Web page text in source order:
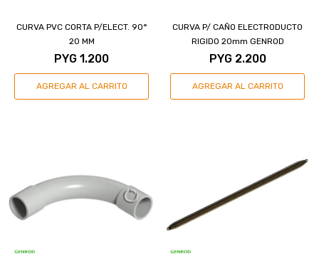
CURVA PVC CORTA P/ELECT. 90°
20 MM
PYG 1.200
CURVA P/ CAÑO ELECTRODUCTO
RIGIDO 20mm GENROD
PYG 2.200